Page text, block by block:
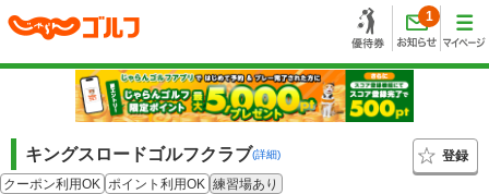
1
キングスロードゴルフクラブ(詳細)
登録
クーポン利用OK ポイント利用OK 練習場あり